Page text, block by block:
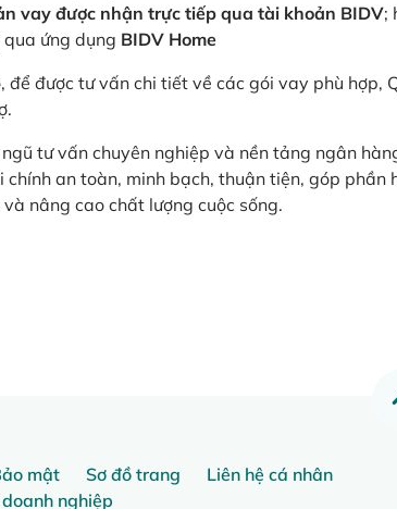
vay được nhận trực tiếp qua tài khoản BIDV;
ứng dụng BIDV Home
được tư vấn chi tiết về các gói vay phù hợp,
tư vấn chuyên nghiệp và nền tảng ngân
an toàn, minh bạch, thuận tiện, góp phần
nâng cao chất lượng cuộc sống.
mật Sơ đồ trang
Liên hệ cá nhân
nghiệp